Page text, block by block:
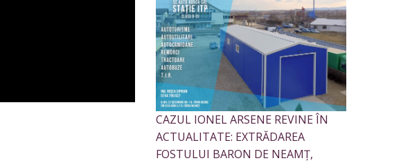
CAZUL IONEL ARSENE REVINE ÎN
ACTUALITATE: EXTRĂDAREA
FOSTULUI BARON DE NEAMȚ,